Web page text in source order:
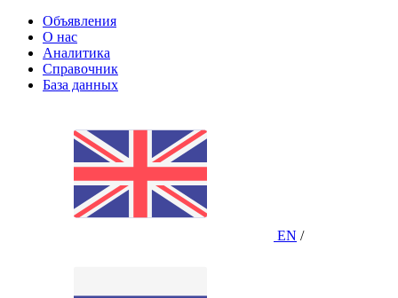
Объявления
О нас
Аналитика
Справочник
База данных
EN /